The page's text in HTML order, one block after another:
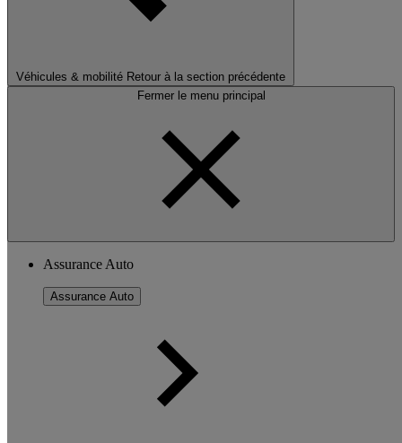
Véhicules & mobilité Retour à la section précédente
Fermer le menu principal
Assurance Auto
Assurance Auto